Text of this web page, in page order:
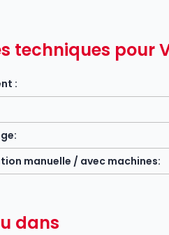
techniques pour
:
manuelle / avec machines:
dans